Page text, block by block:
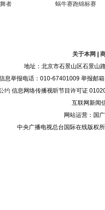
者 蜗牛赛跑锦标赛
关于本网
地址：北京市石景山区石景山
息举报电话：010-67401009 举报邮
约 信息网络传播视听节目许可证
互联网新闻
网站运营：国
中央广播电视总台国际在线版权